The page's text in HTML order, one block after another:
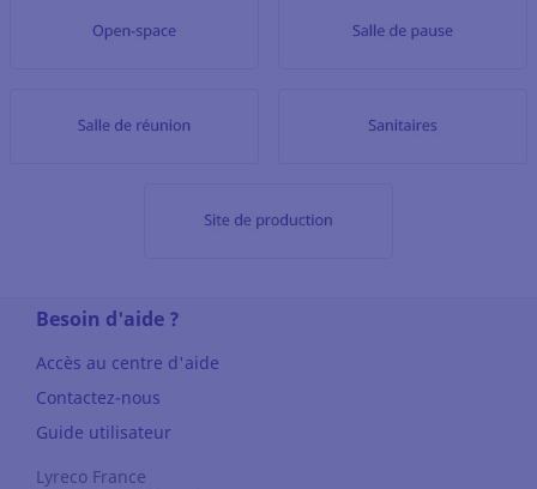
Besoin d'aide ?
Accès au centre d'aide
Contactez-nous
Guide utilisateur
Lyreco France